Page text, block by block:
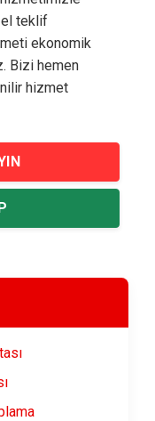
teklif
ekonomik
Bizi hemen
hizmet